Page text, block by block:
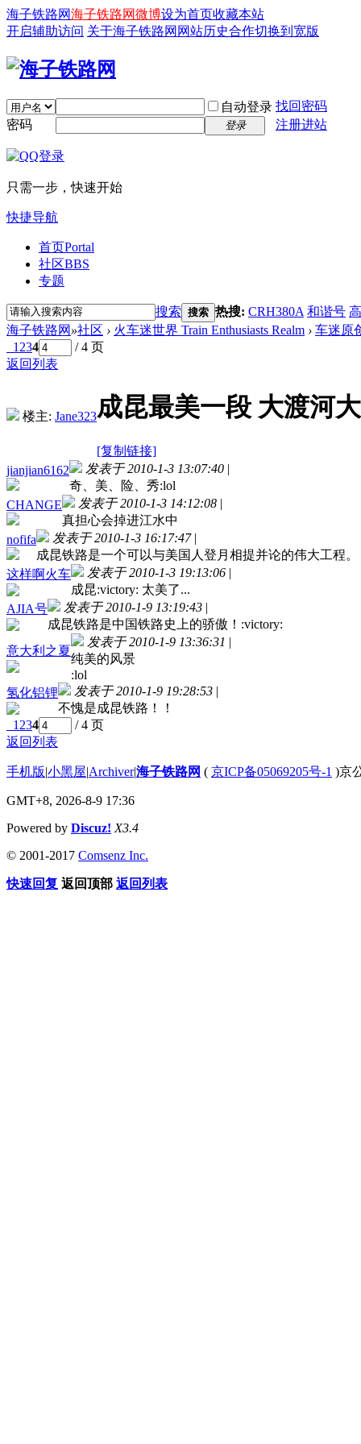
海子铁路网海子铁路网微博设为首页收藏本站
开启辅助访问 关于海子铁路网 网站历史合作切换到宽版
自动登录 找回密码
密码
登录 注册进站
只需一步，快速开始
快捷导航
首页Portal
社区BBS
专题
搜索 搜索 热搜: CRH380A 和谐号
海子铁路网 »社区 › 火车迷世界 Train Enthusiasts Realm › 车迷原
1 234
/ 4 页
返回列表
楼主: Jane323成昆最美一段 大渡河
[复制链接]
jianjian6162
发表于 2010-1-3 13:07:40 |
奇、美、险、秀:lol
CHANGE
发表于 2010-1-3 14:12:08 |
真担心会掉进江水中
nofifa
发表于 2010-1-3 16:17:47 |
成昆铁路是一个可以与美国人登月相提并论的伟大工程。
这样啊火车
发表于 2010-1-3 19:13:06 |
成昆:victory: 太美了...
AJIA号
发表于 2010-1-9 13:19:43 |
成昆铁路是中国铁路史上的骄傲！:victory:
意大利之夏
发表于 2010-1-9 13:36:31 |
纯美的风景
:lol
氢化铝锂
发表于 2010-1-9 19:28:53 |
不愧是成昆铁路！！
1 234
/ 4 页
返回列表
手机版|小黑屋|Archiver|海子铁路网 ( 京ICP备05069205号-1 )京
GMT+8, 2026-8-9 17:36
Powered by Discuz! X3.4
© 2001-2017 Comsenz Inc.
快速回复 返回顶部 返回列表